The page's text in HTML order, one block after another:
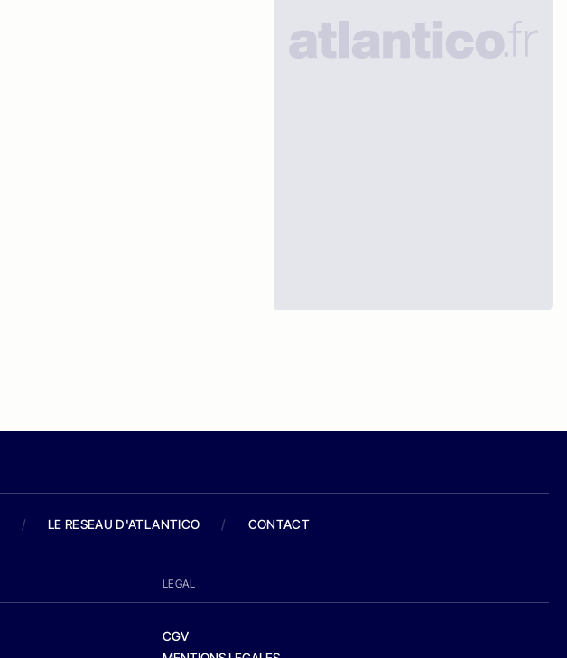
/ LE RESEAU D'ATLANTICO / CONTACT
LEGAL
CGV